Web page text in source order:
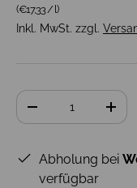
Grundpreis
(€17,33/l)
Inkl. MwSt. zzgl.
Anzahl
+
Abholung bei
verfügbar